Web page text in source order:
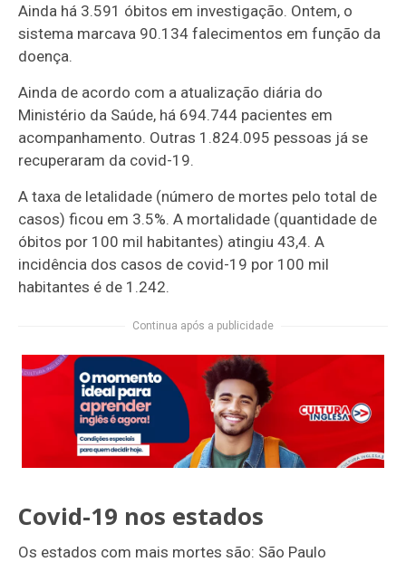
Ainda há 3.591 óbitos em investigação. Ontem, o
sistema marcava 90.134 falecimentos em função da
doença.
Ainda de acordo com a atualização diária do
Ministério da Saúde, há 694.744 pacientes em
acompanhamento. Outras 1.824.095 pessoas já se
recuperaram da covid-19.
A taxa de letalidade (número de mortes pelo total de
casos) ficou em 3.5%. A mortalidade (quantidade de
óbitos por 100 mil habitantes) atingiu 43,4. A
incidência dos casos de covid-19 por 100 mil
habitantes é de 1.242.
Continua após a publicidade
Covid-19 nos estados
Os estados com mais mortes são: São Paulo